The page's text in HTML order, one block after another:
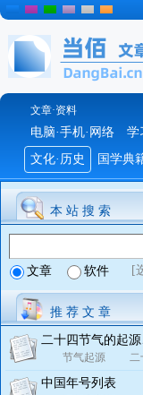
文章·资料
电脑·手机·网络 学
文化·历史
国学典
本 站 搜 索
文章 软件 [
推 荐 文 章
二十四节气的起
节气起源 二十
中国年号列表